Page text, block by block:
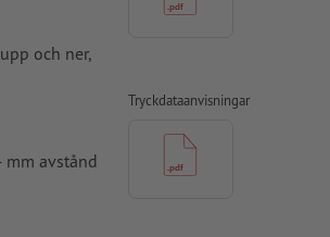
och ner,
avstånd
Tryckdataanvisningar